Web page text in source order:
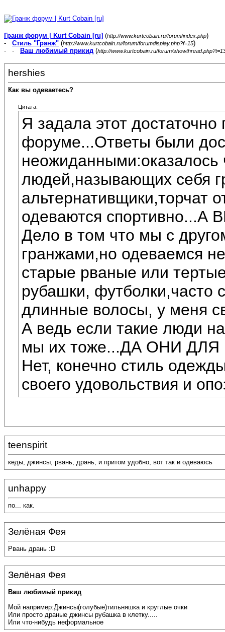
Гранж форум | Kurt Cobain [ru] (http://www.kurtcobain.ru/forum/index.php)
- Стиль "Гранж" (http://www.kurtcobain.ru/forum/forumdisplay.php?f=15)
- -
Ваш любимый прикид (http://www.kurtcobain.ru/forum/
hershies
Как вы одеваетесь?
Цитата:
Я задала этот
форуме...Ответы были
неожиданными:оказалось
людей,называющих себя
альтернативщики,торчат
одеваются спортивно...А
Дело в том что мы с
гранжами,но одеваемся
старые рваные или
рубашки, футболки,часто
длинные волосы, у меня
А ведь если такие люди
мы их тоже...ДА ОНИ
Нет, конечно стиль
своего удовольствия и
teenspirit
кеды, джинсы, рвань, дрань, и притом удобно, вот так и одеваюсь
unhappy
по... как.
Зелёная Фея
Рвань дрань :D
Зелёная Фея
Ваш любимый прикид
Мой например:Джинсы(голубые)тильняшка и круглые очки
Или просто драные джинсы рубашка в клетку.....
Или что-нибудь неформальное